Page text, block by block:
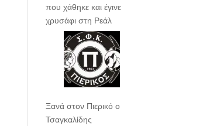
που χάθηκε και έγινε
χρυσάφι στη Ρεάλ
Ξανά στον Πιερικό ο
Τσαγκαλίδης